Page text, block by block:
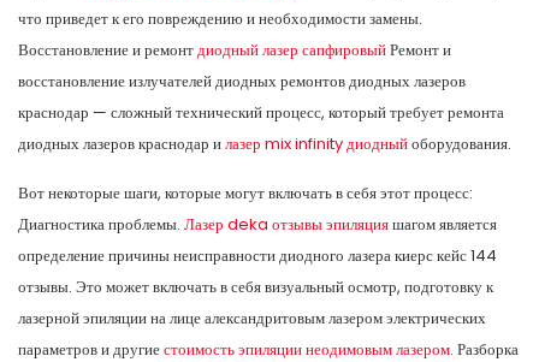
что приведет к его повреждению и необходимости замены.
Восстановление и ремонтдиодный лазер сапфировыйРемонт и
восстановление излучателей диодных ремонтов диодных лазеров
краснодар — сложный технический процесс, который требует ремонта
диодных лазеров краснодар илазер mix infinity диодныйоборудования.
Вот некоторые шаги, которые могут включать в себя этот процесс:
Диагностика проблемы. Лазер deka отзывы эпиляцияшагом является
определение причины неисправности диодного лазера киерс кейс 144
отзывы. Это может включать в себя визуальный осмотр, подготовку к
лазерной эпиляции на лице александритовым лазером электрических
параметров и другиестоимость эпиляции неодимовым лазером. Разборка